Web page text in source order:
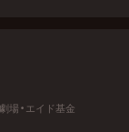
場・エイド基金